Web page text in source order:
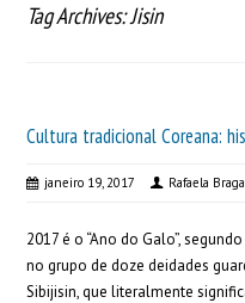
Tag Archives: Jisin
Cultura tradicional Coreana:
janeiro 19, 2017 Rafaela Braga
2017 é o “Ano do Galo”,
no grupo de doze deidades
Sibijisin, que literalmente